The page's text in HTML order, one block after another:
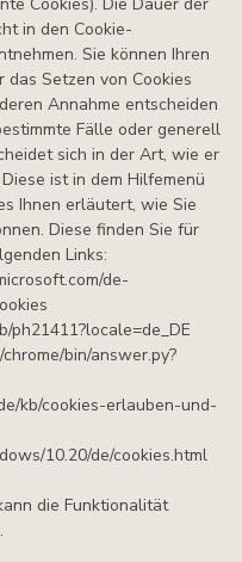
in den Cookie-
Sie können Ihren
Setzen von Cookies
Annahme entscheiden
Fälle oder generell
sich in der Art, wie er
ist in dem Hilfemenü
Ihnen erläutert, wie Sie
Diese finden Sie für
Links:
de-
bin/answer.py?
kb/cookies-erlauben-und-
10.20/de/cookies.html
die Funktionalität